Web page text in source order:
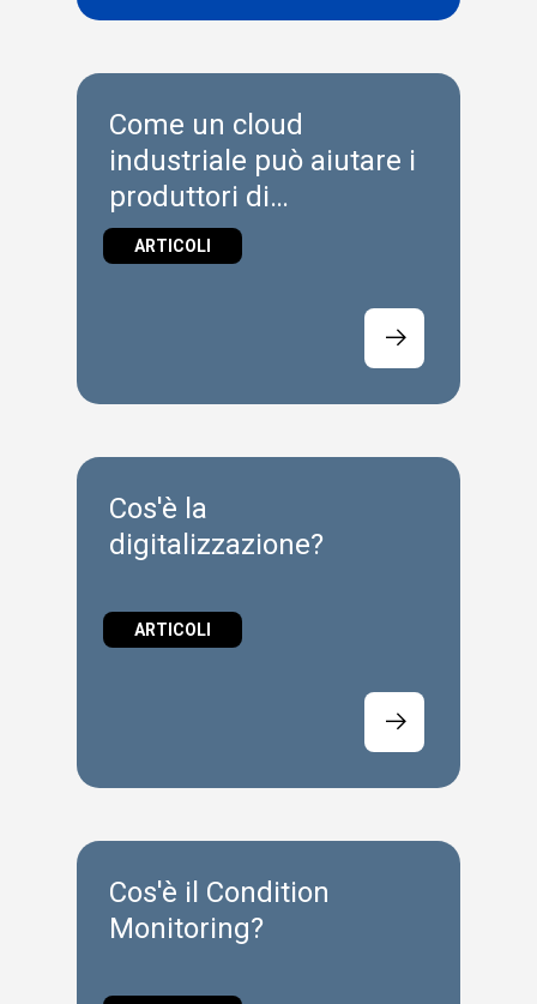
Come un cloud
industriale può aiutare i
produttori di
componenti
ARTICOLI
Cos'è la
digitalizzazione?
ARTICOLI
Cos'è il Condition
Monitoring?